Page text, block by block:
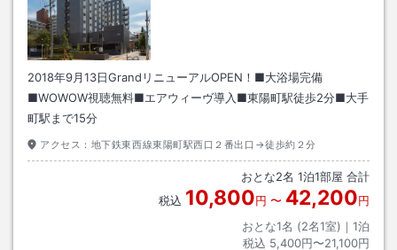
2018年9月13日GrandリニューアルOPEN！■大浴場完備
■WOWOW視聴無料■エアウィーヴ導入■東陽町駅徒歩2分■大手
町駅まで15分
アクセス： 地下鉄東西線東陽町駅西口２番出口→徒歩約２分
おとな2名 1泊1部屋 合計
税込 10,800円 〜 42,200円
おとな1名 (2名1室)｜ 1泊
税込 5,400円〜21,100円